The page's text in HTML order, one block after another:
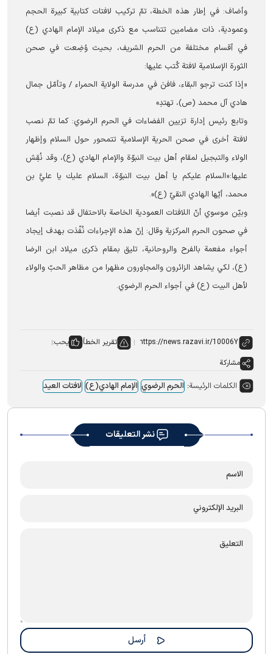
وأضاف: في إطار هذه الخطة، تمّ تركيب لافتات كتابية كبيرة الحجم
وعمودية، ذات مضامين تتناسب مع ذكرى ميلاد الإمام الهادي (ع)
في أقسام مختلفة من الحرم الشریف، بحيث وُضِعت في صحن
الثورة الإسلامية لافتة كُتب عليها:
«إذا كنت ترجو البقاء، فافنَ في مدرسة الولاية الحمراء / وتأمّل جمال
هادي آل محمد (ص)، تهتدِ»
وتابع رئيس إدارة تزيين الفضاءات في الحرم الرضوي: كما تمّ نصب
لافتة أخرى في صحن الحرية الإسلامية تتمحور حول السلام وإظهار
الولاء والتبجيل لمقام أهل بيت النبوّة والإمام الهادي (ع)، وقد نُقِش
عليها:«السلام عليكم يا أهل بيت النبوّة، السلام عليك يا عليَّ بن
محمد، أيّها الهادي النقيّ (ع)».
وبیّن موسوي أنّ اللافتات العمودية الخاصة بالاحتفال قد نصبت أيضا
في صحون الحرم المركزية وقال: إنّ هذه الإجراءات نُفّذت بهدف إيجاد
أجواء مفعمة بالفرح والروحانية، تليق بمقام ذكرى ميلاد ابن الرضا
(ع)، لكي يشاهد الزائرون والمجاورون مظهرا من مظاهر الحبّ والولاء
لأهل البيت (ع) في أجواء الحرم الرضوي.
تقرير الخطأ
يحب:
مشاركة
الكلمات الرئيسة: الحرم الرضوي الإمام الهادي(ع) لافتات العید
نشر التعليقات